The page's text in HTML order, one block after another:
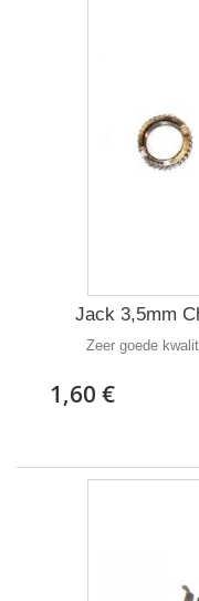
Jack 3,5mm
Zeer goede
1,60 €